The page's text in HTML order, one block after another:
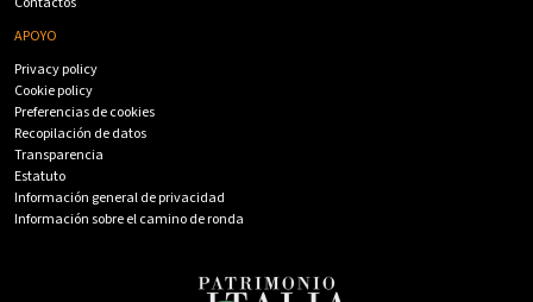
APOYO
Privacy policy
Cookie policy
Preferencias de cookies
Recopilación de datos
Transparencia
Estatuto
Información general de privacidad
Información sobre el camino de ronda